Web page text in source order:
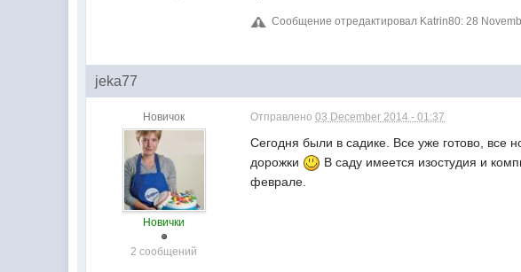
Сообщение отредактировал Katrin80: 28
jeka77
Новичок
Новички
2 сообщений
Отправлено03 December 2014 - 01:37
Сегодня были в садике. Все уже готово, все
дорожки
В саду имеется изостудия и
феврале.